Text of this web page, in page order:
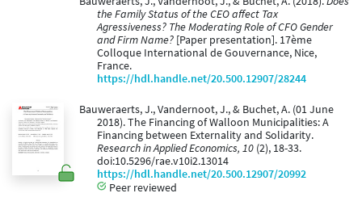
the Family Status of the CEO affect Tax
Agressiveness? The Moderating Role of CFO Gender
and Firm Name? [Paper presentation]. 17ème
Colloque International de Gouvernance, Nice,
France.
https://hdl.handle.net/20.500.12907/28244
Bauweraerts, J., Vandernoot, J., & Buchet, A. (01 June
2018). The Financing of Walloon Municipalities: A
Financing between Externality and Solidarity.
Research in Applied Economics, 10 (2), 18-33.
doi:10.5296/rae.v10i2.13014
https://hdl.handle.net/20.500.12907/20992
Peer reviewed